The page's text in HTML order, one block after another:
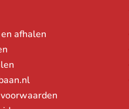
afhalen